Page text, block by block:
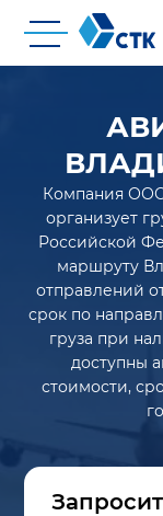
Компания ООО
организует
Российской
маршруту
отправлений
срок по
груза при
доступны
стоимости,